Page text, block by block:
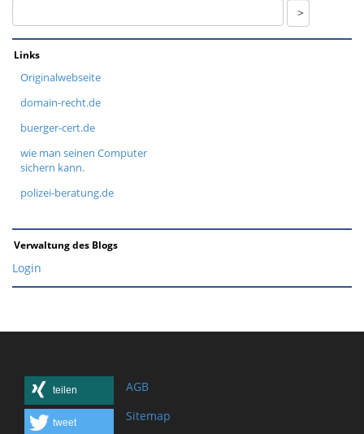
Links
Originalwebseite
domain-recht.de
buerger-cert.de
wie man seinen Computer
sichern kann.
polizei-beratung.de
Verwaltung des Blogs
Login
teilen
tweet
AGB
Sitemap